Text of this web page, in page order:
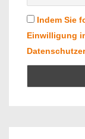
Indem Sie
Einwilligung